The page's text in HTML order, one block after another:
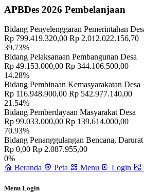
Kepemimpinan Desa 23 Juni 2018
PENANDATANGANAN PERATURAN
Juli 2024
PENYALURAN PAKET SEMBAKO
30 Juli 2021
Pertemuan Ke-3 Kelas Ibu Hamil Desa
"PENYALURAN BLT DD (DANA
PENERIMA MANFAAT TAHUN
Februari 2021
APBDes 2026 Pembelanjaan
Bidang Penyelenggaran Pemerintahan
Rp 799.419.320,00 Rp 2.012.022.156,70
39.73%
Bidang Pelaksanaan Pembangunan Desa
Rp 49.153.000,00 Rp 344.106.500,00
14.28%
Bidang Pembinaan Kemasyarakatan Desa
Rp 116.948.900,00 Rp 542.977.140,00
21.54%
Bidang Pemberdayaan Masyarakat Desa
Rp 99.033.000,00 Rp 139.614.000,00
70.93%
Bidang Penanggulangan Bencana,
Rp 0,00 Rp 2.087.955,00
0%
Beranda
Peta Menu Login
Menu Login